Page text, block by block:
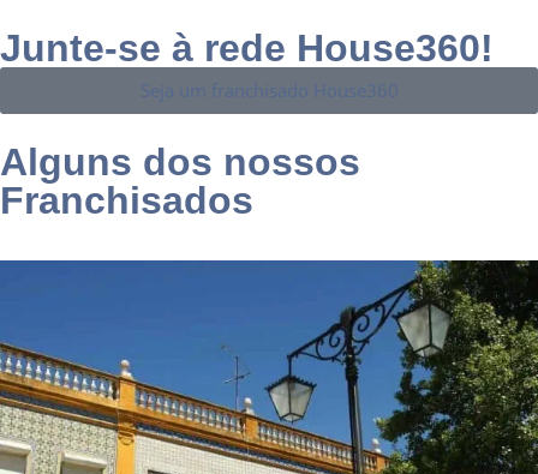
Junte-se à rede House360!
Alguns dos nossos
Franchisados